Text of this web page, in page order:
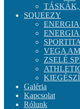
SQUEEZY
VEGA
ZSELÉ
Galéria
Kapcsolat
Rólunk